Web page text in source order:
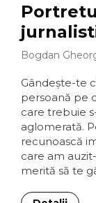
Bogdan
Gândeşte-te
persoană pe
care trebuie
aglomerată.
recunoască
care am
merită să te